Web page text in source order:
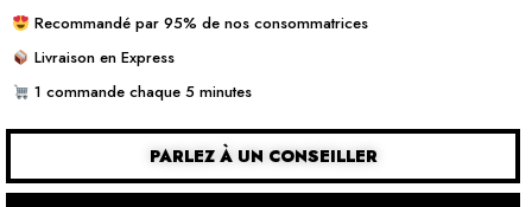
Recommandé par 95% de nos consommatrices
Livraison en Express
1 commande chaque 5 minutes
PARLEZ À UN CONSEILLER